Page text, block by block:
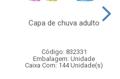
Capa de chuva adulto
Código: 832331
Embalagem: Unidade
Caixa Com: 144 Unidade(s)